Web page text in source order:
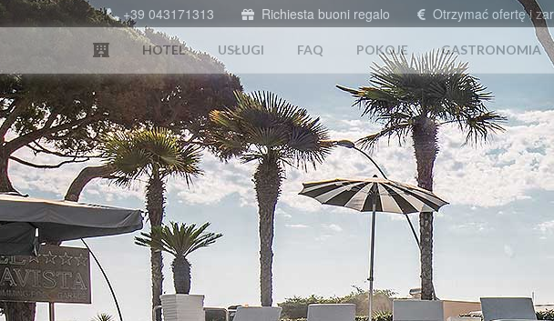
+39 043171313 Richiesta buoni regalo Otrzymać ofertę i
HOTEL USŁUGI FAQ POKOJE GASTRONOMIA